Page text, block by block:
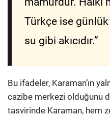
Türkçe ise
su gibi akıcıdır.”
Bu ifadeler, Karaman’ın
cazibe merkezi olduğunu
tasvirinde Karaman, hem